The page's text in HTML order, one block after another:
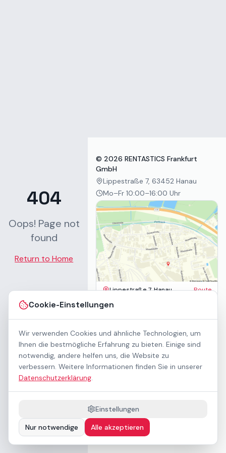
Cookie-Einstellungen
Wir verwenden Cookies und ähnliche Technologien, um
Ihnen die bestmögliche Erfahrung zu bieten. Einige sind
notwendig, andere helfen uns, die Website zu
verbessern. Weitere Informationen finden Sie in unserer
Datenschutzerklärung.
Einstellungen
Nur notwendige
Alle akzeptieren
404
Oops! Page not
found
Return to Home
© 2026 RENTASTICS Frankfurt
GmbH
Lippestraße 7, 63452 Hanau
Mo–Fr 10:00–16:00 Uhr
Lippestraße 7, Hanau Route
Impressum
Barrierefreiheit
Kontakt
Mietbedingungen
Cookie-Einstellungen
Downloads
Preisliste (PDF)
Barrierefrei nach WCAG 2.1 AA